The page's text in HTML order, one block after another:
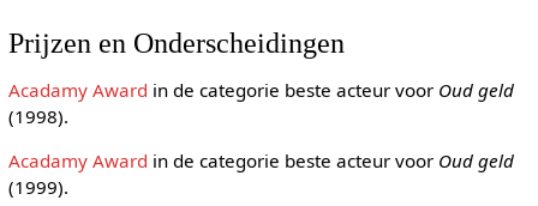
Prijzen en Onderscheidingen
Acadamy Award in de categorie beste acteur voor Oud geld
(1998).
Acadamy Award in de categorie beste acteur voor Oud geld
(1999).